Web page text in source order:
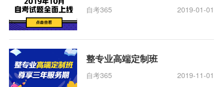
自考365 2019-01-01
整专业高端定制班
自考365 2019-11-01